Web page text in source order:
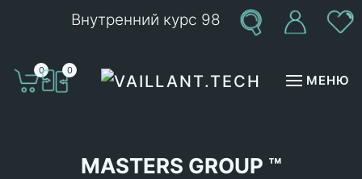
Внутренний курс 98
0 0
МЕНЮ
MASTERS GROUP ™